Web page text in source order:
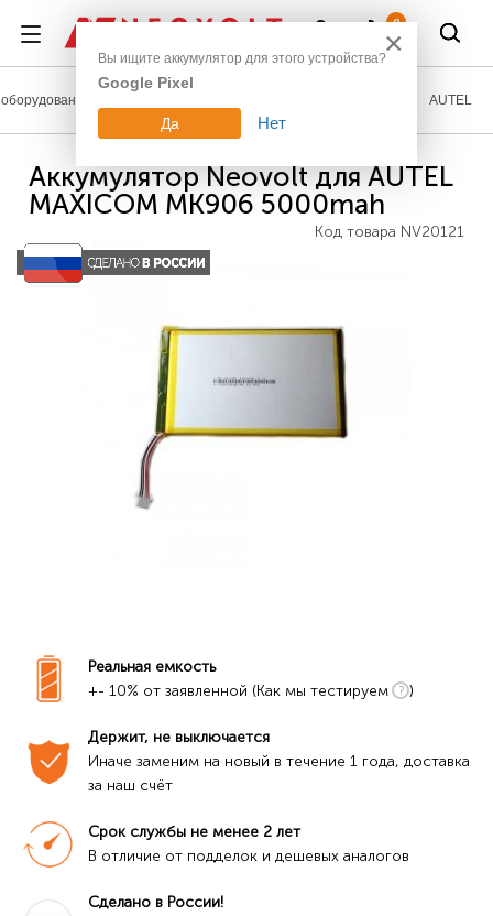
0
AUTEL
Аккумулятор Neovolt для AUTEL
MAXICOM MK906 5000mah
Код товара NV20121
Реальная емкость
+- 10% от заявленной (Как мы тестируем
)
Держит, не выключается
Иначе заменим на новый в течение 1 года, доставка
за наш счёт
Срок службы не менее 2 лет
В отличие от подделок и дешевых аналогов
Сделано в России!
×
Вы ищите аккумулятор для этого устройства?
Google Pixel
Да Нет